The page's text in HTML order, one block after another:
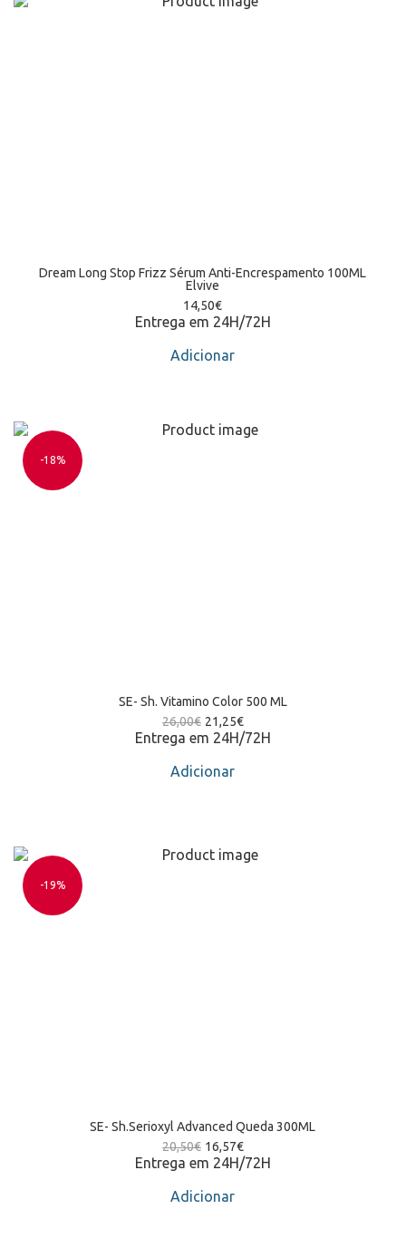
Dream Long Stop Frizz Sérum Anti-Encrespamento 100ML
Elvive
14,50€
Entrega em 24H/72H
Adicionar
-18%
SE- Sh. Vitamino Color 500 ML
26,00€ 21,25€
Entrega em 24H/72H
Adicionar
-19%
SE- Sh.Serioxyl Advanced Queda 300ML
20,50€ 16,57€
Entrega em 24H/72H
Adicionar